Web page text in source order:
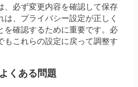
、必ず変更内容を確認して保存
は、プライバシー設定が正しく
を確認するために重要です。必
もこれらの設定に戻って調整す
くある問題